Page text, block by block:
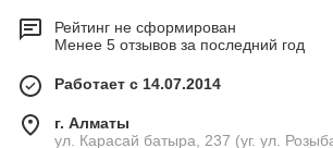
Рейтинг не сформирован
Менее 5 отзывов за последний год
Работает с 14.07.2014
г. Алматы
ул. Карасай батыра, 237 (уг. ул.